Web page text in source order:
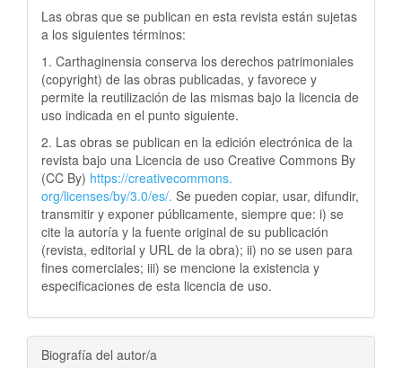
Las obras que se publican en esta revista están sujetas
a los siguientes términos:
1. Carthaginensia conserva los derechos patrimoniales
(copyright) de las obras publicadas, y favorece y
permite la reutilización de las mismas bajo la licencia de
uso indicada en el punto siguiente.
2. Las obras se publican en la edición electrónica de la
revista bajo una Licencia de uso Creative Commons By
(CC By) https://creativecommons.
org/licenses/by/3.0/es/. Se pueden copiar, usar, difundir,
transmitir y exponer públicamente, siempre que: i) se
cite la autoría y la fuente original de su publicación
(revista, editorial y URL de la obra); ii) no se usen para
fines comerciales; iii) se mencione la existencia y
especificaciones de esta licencia de uso.
Biografía del autor/a